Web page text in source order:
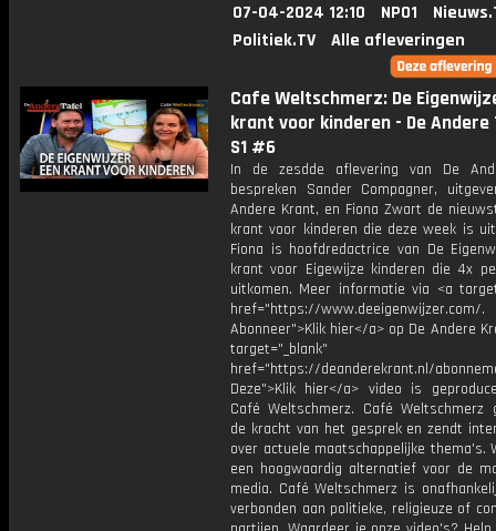
07-04-2024 12:10 NPO1
Politiek.TV
Alle afleveringen
Cafe Weltschmerz: De
krant voor kinderen - De
S1 #6
In de zesdde aflevering van De
bespreken Sander Compagner,
Andere Krant, en Fiona Zwart de
krant voor kinderen die deze week is
Fiona is hoofdredactrice van De
krant voor Eigewijze kinderen die 4x
uitkomen. Meer informatie via <a
href="https://www.deeigenwijzer.com/.
Abonneer">Klik hier</a> op De Andere
target="_blank"
href="https://deanderekrant.nl/
Deze">Klik hier</a> video is
Café Weltschmerz. Café Weltschmerz
de kracht van het gesprek en zendt
over actuele maatschappelijke thema's.
een hoogwaardig alternatief voor de
media. Café Weltschmerz is
verbonden aan politieke, religieuze of